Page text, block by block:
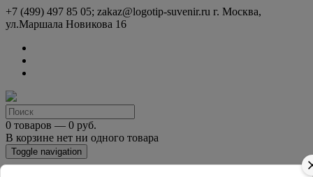
+7 (499) 497 85 05; zakaz@logotip-suvenir.ru г. Москва,
ул.Маршала Новикова 16
0 товаров — 0 руб.
В корзине нет ни одного товара
Toggle navigation